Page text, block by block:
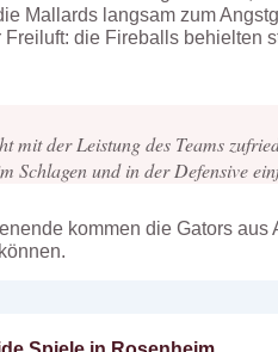
Mallards langsam zum
die Fireballs behielten
mit der Leistung des Teams
Schlagen und in der Defensive
kommen die Gators